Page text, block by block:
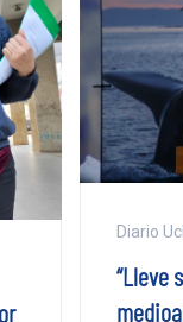
Diario
“Lleve